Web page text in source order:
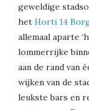
geweldige
het Horti 14
allemaal aparte
lommerrijke
aan de rand van
wijken van de
leukste bars en